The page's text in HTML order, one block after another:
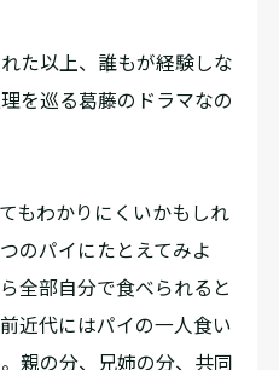
た以上、誰もが経験しな
を巡る葛藤のドラマなの
もわかりにくいかもしれ
のパイにたとえてみよ
全部自分で食べられると
近代にはパイの一人食い
親の分、兄姉の分、共同